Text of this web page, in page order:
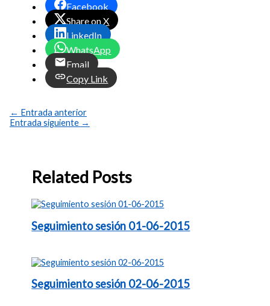
Facebook
Share on X
LinkedIn
WhatsApp
Email
Copy Link
← Entrada anterior
Entrada siguiente →
Related Posts
Seguimiento sesión 01-06-2015
Seguimiento sesión 02-06-2015